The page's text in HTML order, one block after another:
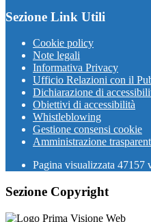
Sezione Link Utili
Cookie policy
Note legali
Informativa Privacy
Ufficio Relazioni con il
Dichiarazione di
Obiettivi di accessibilità
Whistleblowing
Gestione consensi cookie
Amministrazione
Pagina visualizzata 47157
Sezione Copyright